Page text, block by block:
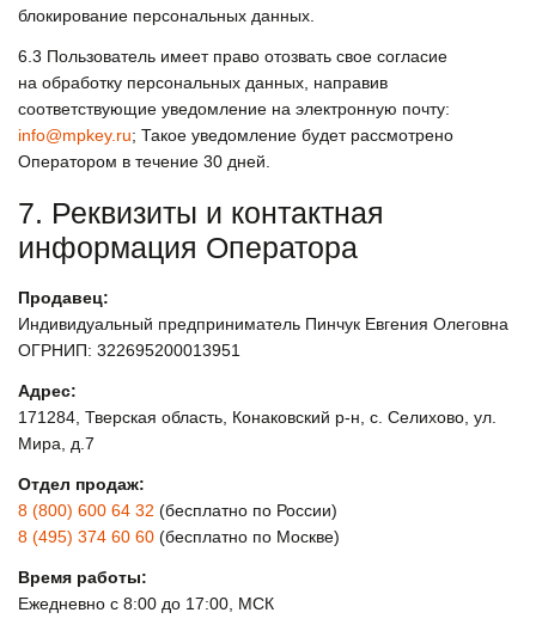
блокирование персональных данных.
6.3 Пользователь имеет право отозвать свое согласие
на обработку персональных данных, направив
соответствующие уведомление на электронную почту:
info@mpkey.ru; Такое уведомление будет рассмотрено
Оператором в течение 30 дней.
7. Реквизиты и контактная
информация Оператора
Продавец:
Индивидуальный предприниматель Пинчук Евгения Олеговна
ОГРНИП: 322695200013951
Адрес:
171284, Тверская область, Конаковский р-н, с. Селихово, ул.
Мира, д.7
Отдел продаж:
8 (800) 600 64 32 (бесплатно по России)
8 (495) 374 60 60 (бесплатно по Москве)
Время работы:
Ежедневно с 8:00 до 17:00, МСК